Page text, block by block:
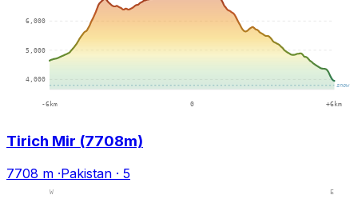
Tirich Mir (7708m)
7708 m ·Pakistan · 5